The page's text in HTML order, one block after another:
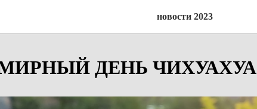
новости 2023
ДЕНЬ ЧИХУАХУА